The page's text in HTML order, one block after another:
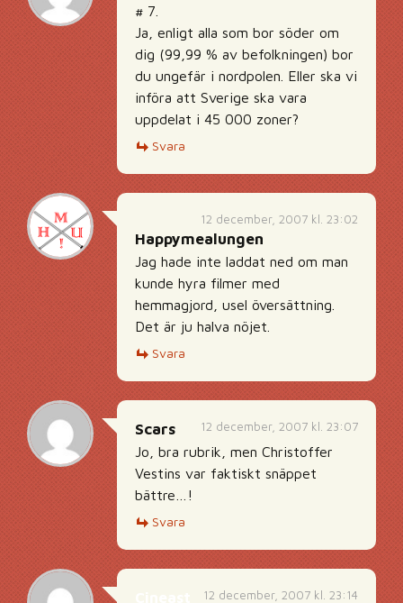
# 7.
Ja, enligt alla som bor söder om
dig (99,99 % av befolkningen) bor
du ungefär i nordpolen. Eller ska vi
införa att Sverige ska vara
uppdelat i 45 000 zoner?
Svara
12 december, 2007 kl. 23:02
Happymealungen
Jag hade inte laddat ned om man
kunde hyra filmer med
hemmagjord, usel översättning.
Det är ju halva nöjet.
Svara
12 december, 2007 kl. 23:07
Scars
Jo, bra rubrik, men Christoffer
Vestins var faktiskt snäppet
bättre…!
Svara
12 december, 2007 kl. 23:14